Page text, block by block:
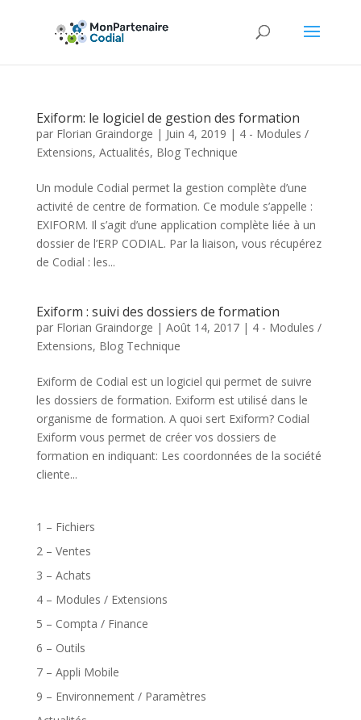
Exiform: le logiciel de gestion des formation
par Florian Graindorge | Juin 4, 2019 | 4 - Modules /
Extensions, Actualités, Blog Technique
Un module Codial permet la gestion complète d’une
activité de centre de formation. Ce module s’appelle :
EXIFORM. Il s’agit d’une application complète liée à un
dossier de l’ERP CODIAL. Par la liaison, vous récupérez
de Codial : les...
Exiform : suivi des dossiers de formation
par Florian Graindorge | Août 14, 2017| 4 - Modules /
Extensions, Blog Technique
Exiform de Codial est un logiciel qui permet de suivre
les dossiers de formation. Exiform est utilisé dans le
organisme de formation. A quoi sert Exiform? Codial
Exiform vous permet de créer vos dossiers de
formation en indiquant: Les coordonnées de la société
cliente...
1 – Fichiers
2 – Ventes
3 – Achats
4 – Modules / Extensions
5 – Compta / Finance
6 – Outils
7 – Appli Mobile
9 – Environnement / Paramètres